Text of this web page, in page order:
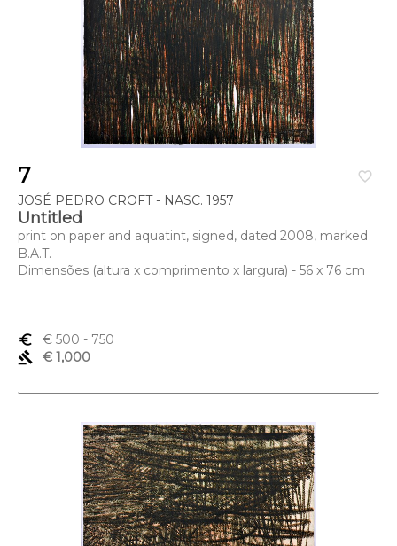
favorite_border
7
JOSÉ PEDRO CROFT - NASC. 1957
Untitled
print on paper and aquatint, signed, dated 2008, marked
B.A.T.
Dimensões (altura x comprimento x largura) - 56 x 76 cm
euro_symbol € 500 - 750
gavel
€ 1,000